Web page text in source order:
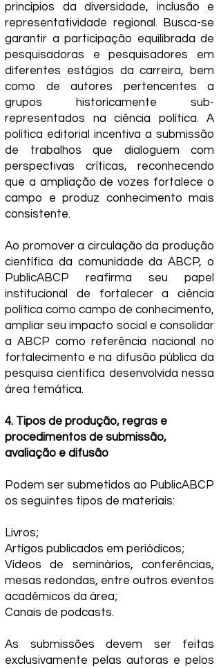
princípios da diversidade, inclusão e
representatividade regional. Busca-se
garantir a participação equilibrada de
pesquisadoras e pesquisadores em
diferentes estágios da carreira, bem
como de autores pertencentes a
grupos historicamente sub-
representados na ciência política. A
política editorial incentiva a submissão
de trabalhos que dialoguem com
perspectivas críticas, reconhecendo
que a ampliação de vozes fortalece o
campo e produz conhecimento mais
consistente.
Ao promover a circulação da produção
científica da comunidade da ABCP, o
PublicABCP reafirma seu papel
institucional de fortalecer a ciência
política como campo de conhecimento,
ampliar seu impacto social e consolidar
a ABCP como referência nacional no
fortalecimento e na difusão pública da
pesquisa científica desenvolvida nessa
área temática.
4. Tipos de produção, regras e
procedimentos de submissão,
avaliação e difusão
Podem ser submetidos ao PublicABCP
os seguintes tipos de materiais:
Livros;
Artigos publicados em periódicos;
Vídeos de seminários, conferências,
mesas redondas, entre outros eventos
acadêmicos da área;
Canais de podcasts.
As submissões devem ser feitas
exclusivamente pelas autoras e pelos